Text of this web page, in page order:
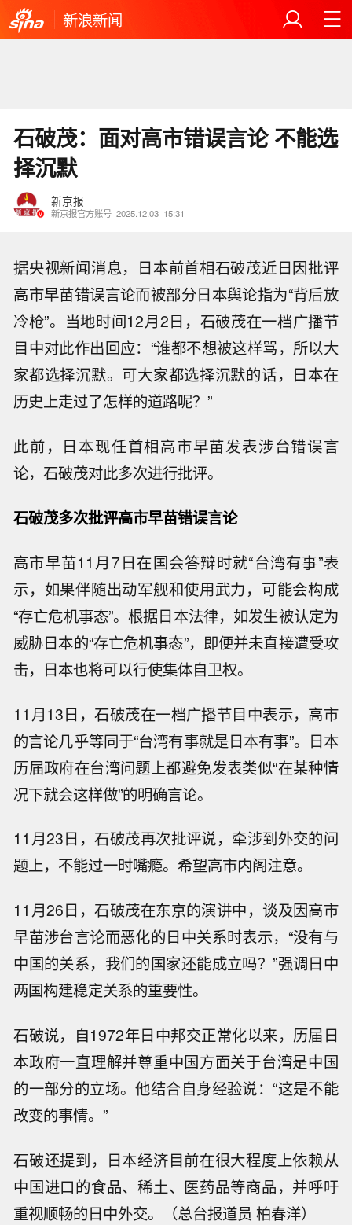
新浪新闻
石破茂：面对高市错误言论 不能选
择沉默
新京报
新京报官方账号 2025.12.03 15:31
据央视新闻消息，日本前首相石破茂近日因批评
高市早苗错误言论而被部分日本舆论指为“背后放
冷枪”。当地时间12月2日，石破茂在一档广播节
目中对此作出回应：“谁都不想被这样骂，所以大
家都选择沉默。可大家都选择沉默的话，日本在
历史上走过了怎样的道路呢？”
此前，日本现任首相高市早苗发表涉台错误言
论，石破茂对此多次进行批评。
石破茂多次批评高市早苗错误言论
高市早苗11月7日在国会答辩时就“台湾有事”表
示，如果伴随出动军舰和使用武力，可能会构成
“存亡危机事态”。根据日本法律，如发生被认定为
威胁日本的“存亡危机事态”，即便并未直接遭受攻
击，日本也将可以行使集体自卫权。
11月13日，石破茂在一档广播节目中表示，高市
的言论几乎等同于“台湾有事就是日本有事”。日本
历届政府在台湾问题上都避免发表类似“在某种情
况下就会这样做”的明确言论。
11月23日，石破茂再次批评说，牵涉到外交的问
题上，不能过一时嘴瘾。希望高市内阁注意。
11月26日，石破茂在东京的演讲中，谈及因高市
早苗涉台言论而恶化的日中关系时表示，“没有与
中国的关系，我们的国家还能成立吗？”强调日中
两国构建稳定关系的重要性。
石破说，自1972年日中邦交正常化以来，历届日
本政府一直理解并尊重中国方面关于台湾是中国
的一部分的立场。他结合自身经验说：“这是不能
改变的事情。”
石破还提到，日本经济目前在很大程度上依赖从
中国进口的食品、稀土、医药品等商品，并呼吁
重视顺畅的日中外交。（总台报道员 柏春洋）